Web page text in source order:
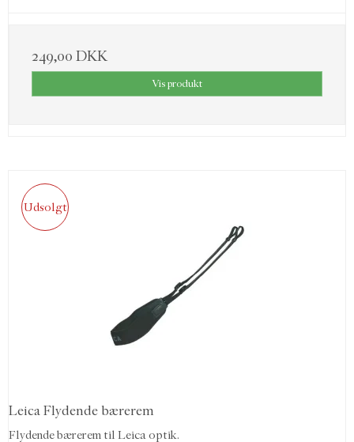
249,00 DKK
Vis produkt
Udsolgt
Leica Flydende bærerem
Flydende bærerem til Leica optik.